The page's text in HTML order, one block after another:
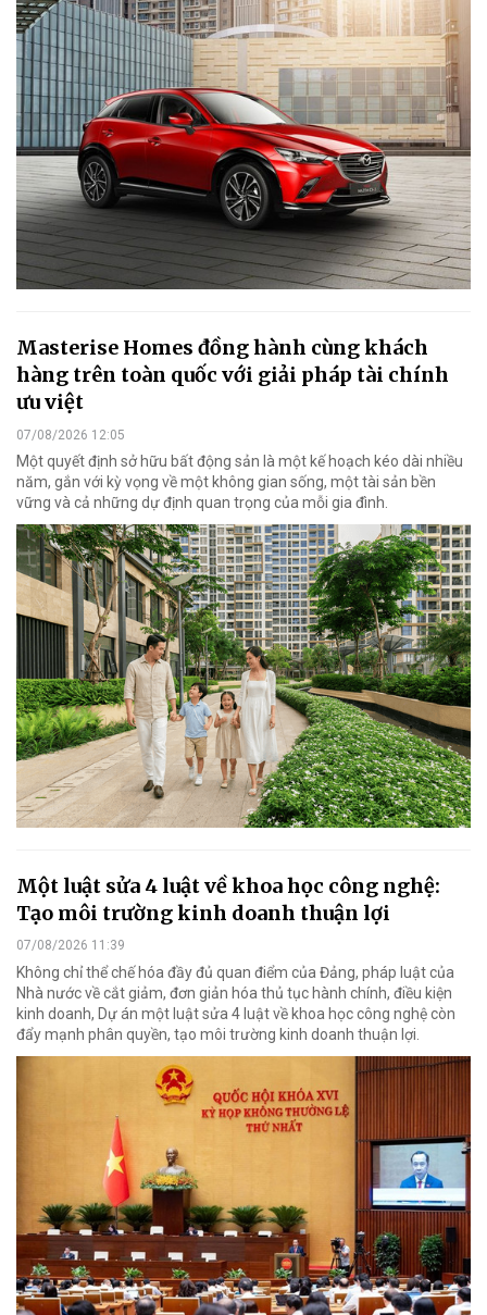
Masterise Homes đồng hành cùng khách
hàng trên toàn quốc với giải pháp tài chính
ưu việt
07/08/2026 12:05
Một quyết định sở hữu bất động sản là một kế hoạch kéo dài nhiều
năm, gắn với kỳ vọng về một không gian sống, một tài sản bền
vững và cả những dự định quan trọng của mỗi gia đình.
Một luật sửa 4 luật về khoa học công nghệ:
Tạo môi trường kinh doanh thuận lợi
07/08/2026 11:39
Không chỉ thể chế hóa đầy đủ quan điểm của Đảng, pháp luật của
Nhà nước về cắt giảm, đơn giản hóa thủ tục hành chính, điều kiện
kinh doanh, Dự án một luật sửa 4 luật về khoa học công nghệ còn
đẩy mạnh phân quyền, tạo môi trường kinh doanh thuận lợi.